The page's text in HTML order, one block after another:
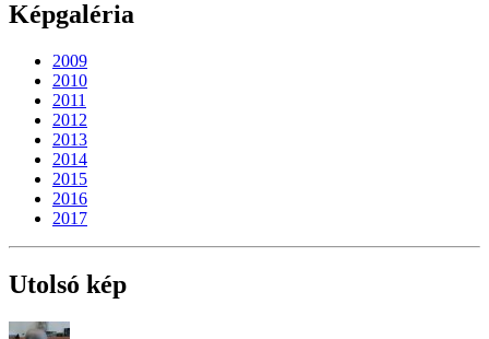
Képgaléria
2009
2010
2011
2012
2013
2014
2015
2016
2017
Utolsó kép